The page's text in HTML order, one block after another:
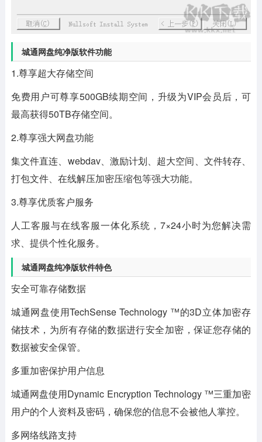
城通网盘纯净版软件功能
1.尊享超大存储空间
免费用户可尊享500GB续期空间，升级为VIP会员后，可
最高获得50TB存储空间。
2.尊享强大网盘功能
集文件直连、webdav、激励计划、超大空间、文件转存、
打包文件、在线解压加密压缩包等强大功能。
3.尊享优质客户服务
人工客服与在线客服一体化系统，7×24小时为您解决需
求、提供个性化服务。
城通网盘纯净版软件特色
安全可靠存储数据
城通网盘使用TechSense Technology ™的3D立体加密存
储技术，为所有存储的数据进行安全加密，保证您存储的
数据被安全保管。
多重加密保护用户信息
城通网盘使用Dynamic Encryption Technology ™三重加密
用户的个人资料及密码，确保您的信息不会被他人掌控。
多网络线路支持